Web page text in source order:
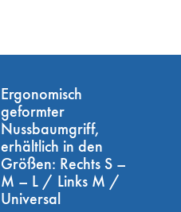
Ergonomisch
geformter
Nussbaumgriff,
erhältlich in den
Größen: Rechts S –
M – L / Links M /
Universal